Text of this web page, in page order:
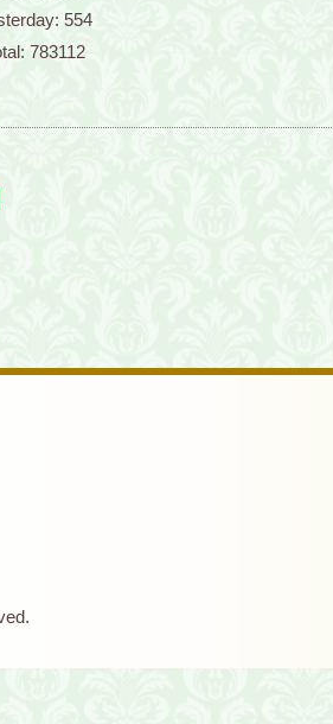
554
783112